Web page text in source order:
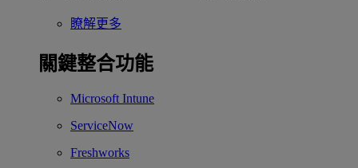
瞭解更多
關鍵整合功能
Microsoft Intune
ServiceNow
Freshworks